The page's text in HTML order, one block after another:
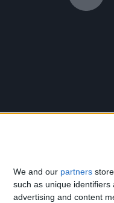
We and our partners
such as unique identifiers
advertising and content